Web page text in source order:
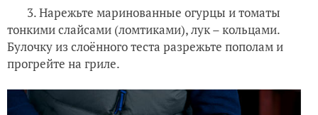
3. Нарежьте маринованные огурцы и томаты
тонкими слайсами (ломтиками), лук – кольцами.
Булочку из слоённого теста разрежьте пополам и
прогрейте на гриле.